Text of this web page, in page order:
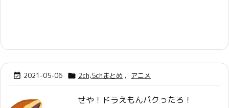
 2021-05-06  2ch,5chまとめ , アニメ
せや！ドラえもんパクったろ！